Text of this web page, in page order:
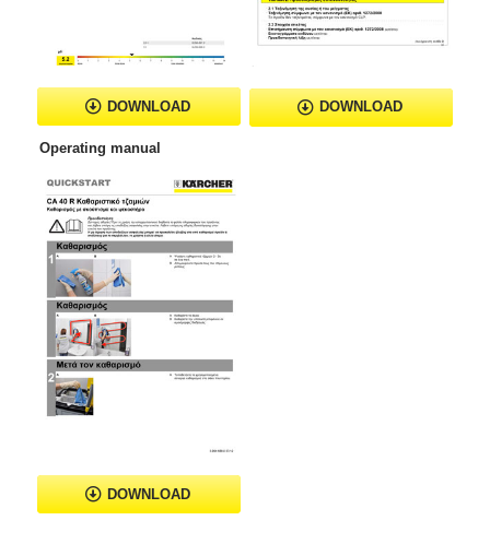
DOWNLOAD DOWNLOAD
Operating manual
DOWNLOAD